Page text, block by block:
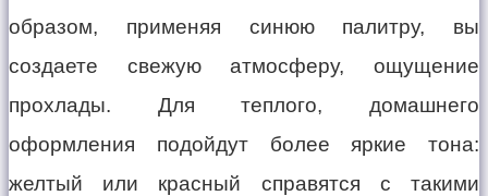
образом, применяя синюю палитру, вы
создаете свежую атмосферу, ощущение
прохлады. Для теплого, домашнего
оформления подойдут более яркие тона:
желтый или красный справятся с такими